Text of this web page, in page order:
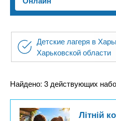
n
t
s
.
х
з
а
е
д
е
н
Детские лагеря в
Харьковской области
Найдено: 3 действующих
Літній